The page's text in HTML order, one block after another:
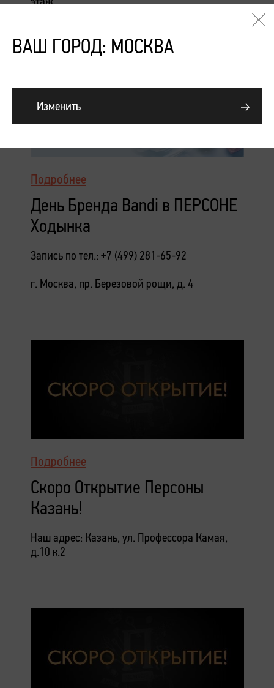
Подробнее
День Бренда Bandi в ПЕРСОНЕ
Ходынка
Запись по тел.: +7 (499) 281-65-92
г. Москва, пр. Березовой рощи, д. 4
Подробнее
Скоро Открытие Персоны
Казань!
Наш адрес: Казань, ул. Профессора Камая,
д.10 к.2
ВАШ ГОРОД: МОСКВА
Изменить